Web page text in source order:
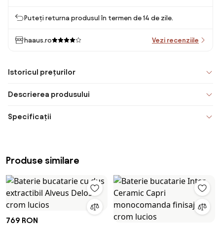
Puteți returna produsul în termen de 14 de zile.
haaus.ro Vezi recenziile
Istoricul prețurilor
Descrierea produsului
Specificații
Produse similare
769 RON